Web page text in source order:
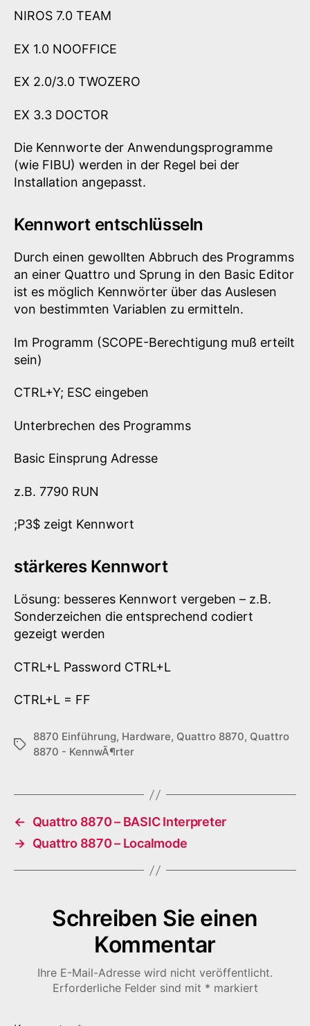
NIROS 7.0 TEAM
EX 1.0 NOOFFICE
EX 2.0/3.0 TWOZERO
EX 3.3 DOCTOR
Die Kennworte der Anwendungsprogramme
(wie FIBU) werden in der Regel bei der
Installation angepasst.
Kennwort entschlüsseln
Durch einen gewollten Abbruch des Programms
an einer Quattro und Sprung in den Basic Editor
ist es möglich Kennwörter über das Auslesen
von bestimmten Variablen zu ermitteln.
Im Programm (SCOPE-Berechtigung muß erteilt
sein)
CTRL+Y; ESC eingeben
Unterbrechen des Programms
Basic Einsprung Adresse
z.B. 7790 RUN
;P3$ zeigt Kennwort
stärkeres Kennwort
Lösung: besseres Kennwort vergeben – z.B.
Sonderzeichen die entsprechend codiert
gezeigt werden
CTRL+L Password CTRL+L
CTRL+L = FF
Schlagwörter
8870 Einführung, Hardware, Quattro 8870, Quattro
8870 - KennwÃ¶rter
←
Quattro 8870 – BASIC Interpreter
→ Quattro 8870 – Localmode
Schreiben Sie einen
Kommentar
Ihre E-Mail-Adresse wird nicht veröffentlicht.
Erforderliche Felder sind mit * markiert